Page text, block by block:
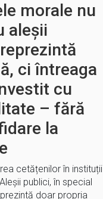
morale nu
aleșii
ci întreaga
cu
– fără
la
cetățenilor în instituții
publici, în special
doar propria